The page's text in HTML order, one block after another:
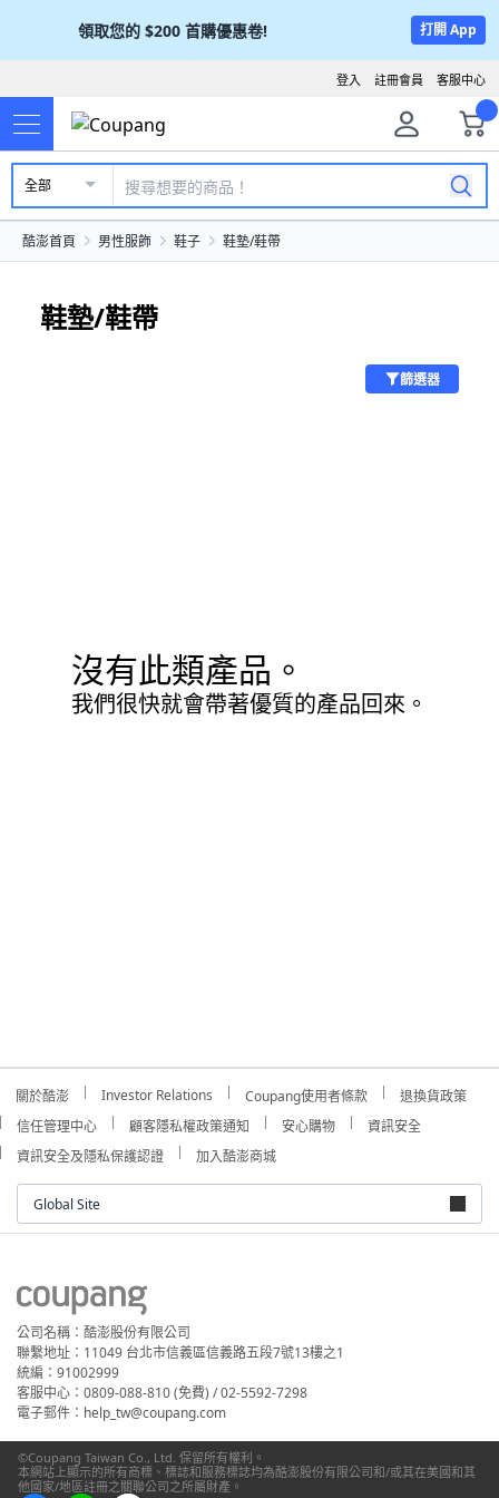
領取您的 $200 首購優惠卷! 打開 App
客服中心
註冊會員
登入
全部
酷澎首頁 男性服飾 鞋子 鞋墊/鞋帶
鞋墊/鞋帶
篩選器
沒有此類產品。
我們很快就會帶著優質的產品回來。
關於酷澎 Investor Relations Coupang使用者條款
退換貨政策
信任管理中心
顧客隱私權政策通知 安心購物
資訊安全
資訊安全及隱私保護認證
加入酷澎商城
Global Site
公司名稱：酷澎股份有限公司
聯繫地址：11049 台北市信義區信義路五段7號13樓之1
統編：91002999
客服中心：0809-088-810 (免費) / 02-5592-7298
電子郵件：help_tw@coupang.com
©Coupang Taiwan Co., Ltd. 保留所有權利。
本網站上顯示的所有商標、標誌和服務標誌均為酷澎股份有限公司和/或其在美國和其
他國家/地區註冊之關聯公司之所屬財產。